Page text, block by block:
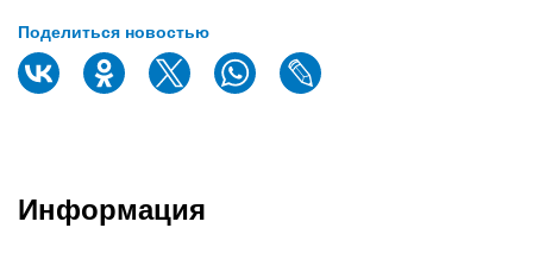
Поделиться новостью
Информация